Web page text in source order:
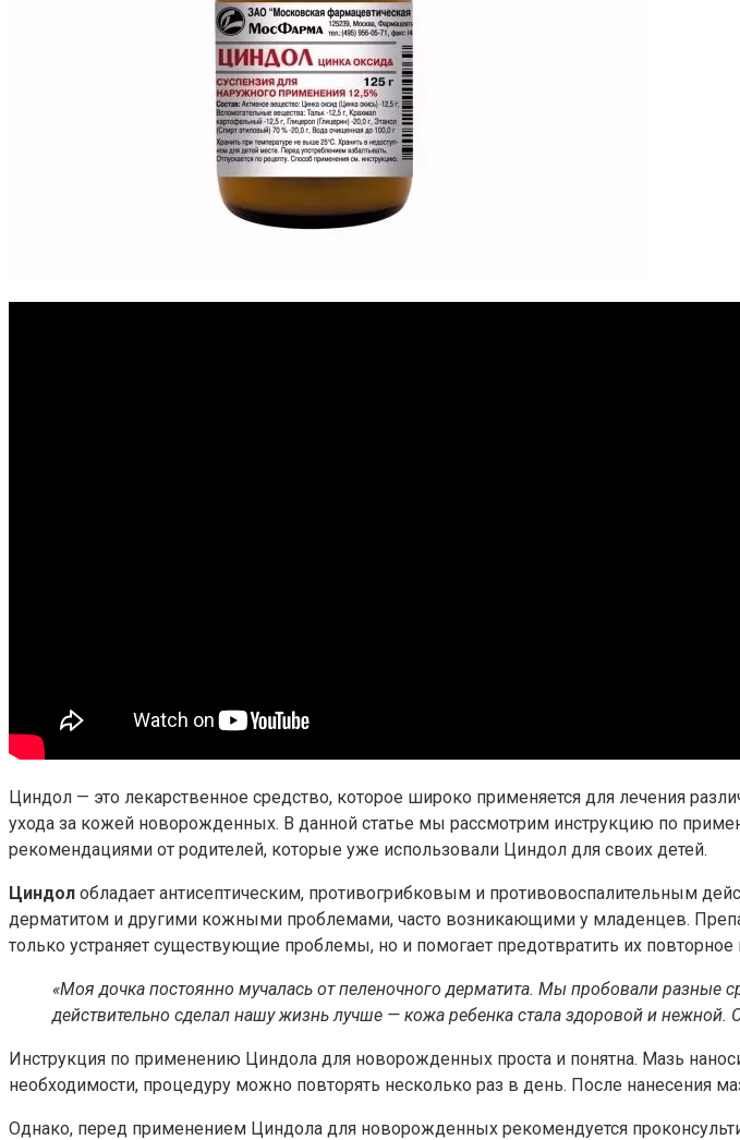
Циндол — это лекарственное средство, которое широко применяется для лечения
ухода за кожей новорожденных. В данной статье мы рассмотрим инструкцию по
рекомендациями от родителей, которые уже использовали Циндол для своих детей.
Циндол обладает антисептическим, противогрибковым и противовоспалительным
дерматитом и другими кожными проблемами, часто возникающими у младенцев.
только устраняет существующие проблемы, но и помогает предотвратить их повторное
«Моя дочка постоянно мучалась от пеленочного дерматита. Мы пробовали разные
действительно сделал нашу жизнь лучше — кожа ребенка стала здоровой и нежной.
Инструкция по применению Циндола для новорожденных проста и понятна. Мазь
необходимости, процедуру можно повторять несколько раз в день. После нанесения
Однако, перед применением Циндола для новорожденных рекомендуется